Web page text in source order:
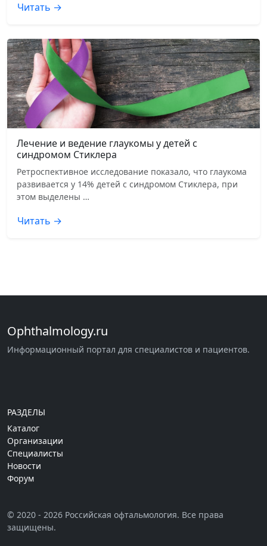
Читать →
Лечение и ведение глаукомы у детей с
синдромом Стиклера
Ретроспективное исследование показало, что глаукома
развивается у 14% детей с синдромом Стиклера, при
этом выделены …
Читать →
Ophthalmology.ru
Информационный портал для специалистов и пациентов.
РАЗДЕЛЫ
Каталог
Организации
Специалисты
Новости
Форум
© 2020 - 2026 Российская офтальмология. Все права
защищены.